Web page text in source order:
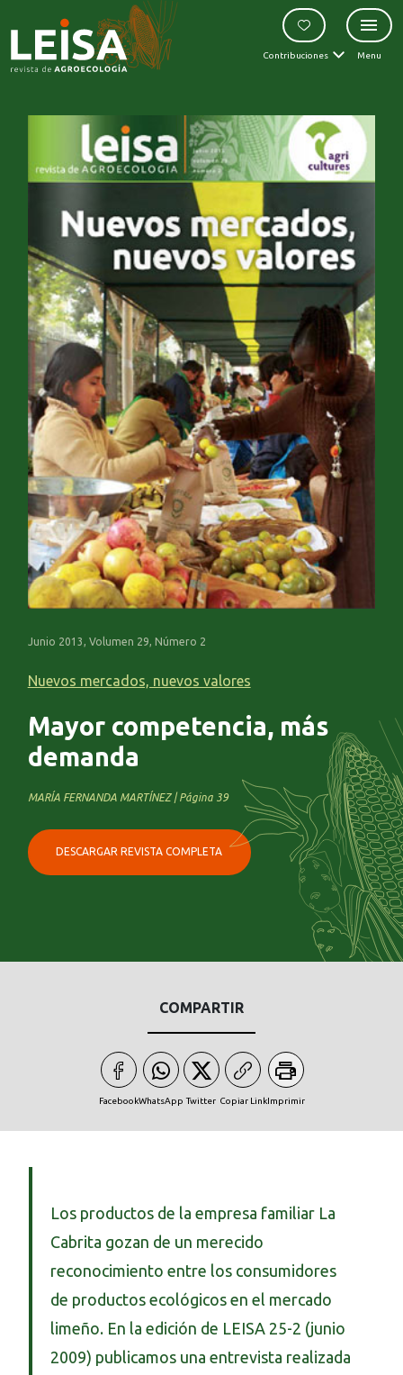
Contribuciones Menu
Junio 2013, Volumen 29, Número 2
Nuevos mercados, nuevos valores
Mayor competencia, más
demanda
MARÍA FERNANDA MARTÍNEZ | Página 39
DESCARGAR REVISTA COMPLETA
COMPARTIR
FacebookWhatsApp Twitter Copiar LinkImprimir
Los productos de la empresa familiar La
Cabrita gozan de un merecido
reconocimiento entre los consumidores
de productos ecológicos en el mercado
limeño. En la edición de LEISA 25-2 (junio
2009) publicamos una entrevista realizada